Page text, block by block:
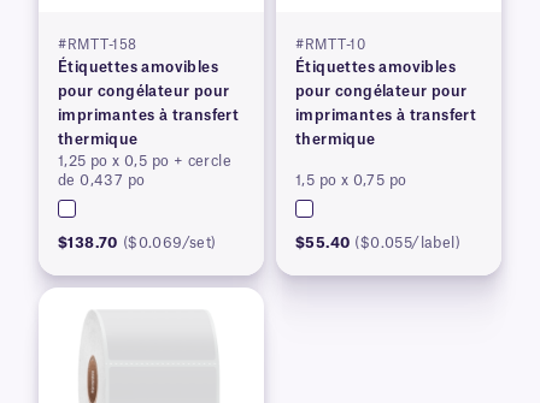
#RMTT-158
Étiquettes amovibles
pour congélateur pour
imprimantes à transfert
thermique
1,25 po x 0,5 po + cercle
de 0,437 po
$138.70 ($0.069/set)
#RMTT-10
Étiquettes amovibles
pour congélateur pour
imprimantes à transfert
thermique
1,5 po x 0,75 po
$55.40 ($0.055/label)